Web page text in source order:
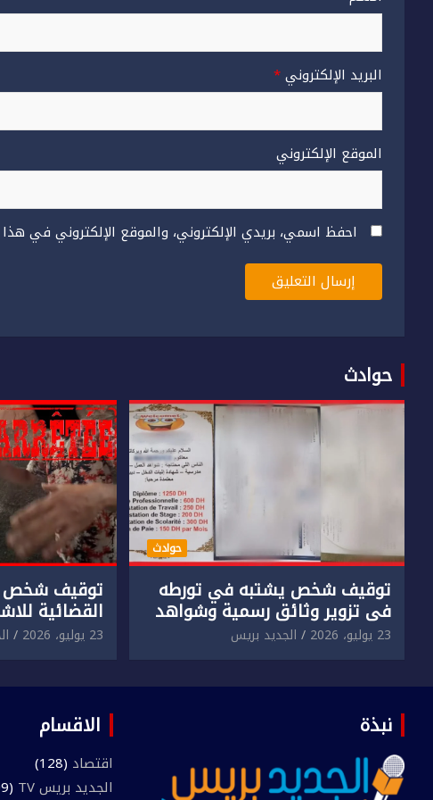
البريد الإلكتروني*
الموقع الإلكتروني
احفظ اسمي، بريدي الإلكتروني، والموقع الإلكتروني في
حوادث
حوادث
توقيف شخص يشتبه في تورطه
في تزوير وثائق رسمية وشواهد
دراسية وعرضها للبيع بمقابل
مادي.
23 يوليو، 2026 الجديد بريس
توقيف شخص
القضائية
الابتزاز
في حق سائح
23 يوليو، 2026
نبذة الاقسام
اقتصاد (128)
الجديد بريس TV
(309)